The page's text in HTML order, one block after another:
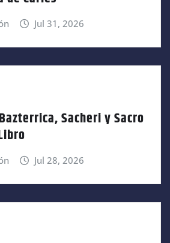
Jul 31, 2026
Sacheri y Sacro
Jul 28, 2026